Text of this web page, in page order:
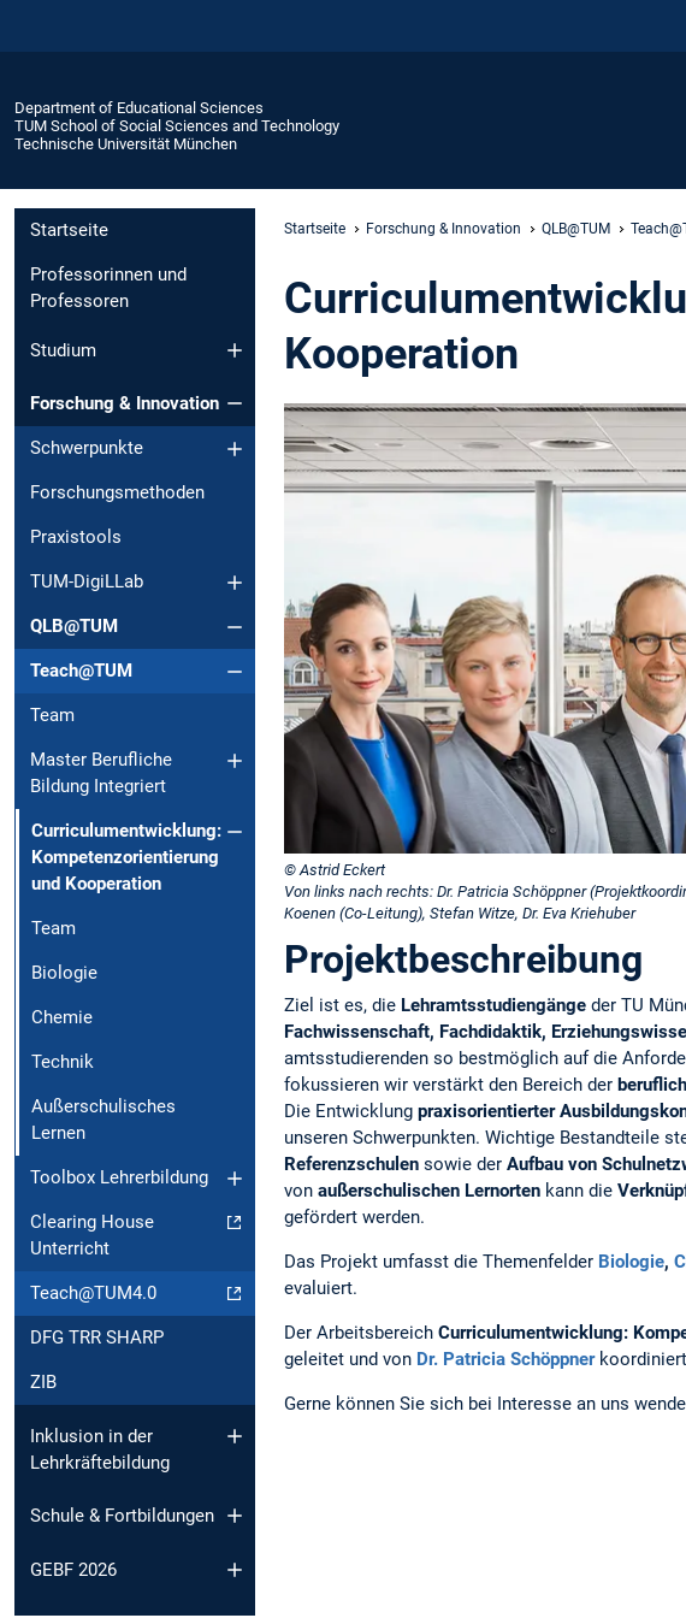
Department of Educational Sciences
TUM School of Social Sciences and Technology
Technische Universität München
Startseite
Professorinnen und
Professoren
Studium
Forschung & Innovation
Schwerpunkte
Forschungsmethoden
Praxistools
TUM-DigiLLab
QLB@TUM
Teach@TUM
Team
Master Berufliche
Bildung Integriert
Curriculumentwicklung:
Kompetenzorientierung
und Kooperation
Team
Biologie
Chemie
Technik
Außerschulisches
Lernen
Toolbox Lehrerbildung
Clearing House
Unterricht
Teach@TUM4.0
DFG TRR SHARP
ZIB
Inklusion in der
Lehrkräftebildung
Schule & Fortbildungen
GEBF 2026
Startseite Forschung & Innovation QLB@TUM
Kooperation
© Astrid Eckert
Von links nach rechts: Dr. Patricia Schöppner
Koenen (Co-Leitung), Stefan Witze, Dr. Eva Kriehuber
Projektbeschreibung
Ziel ist es, die Lehramtsstudiengänge der TU
Fachwissenschaft, Fachdidaktik,
amtsstudierenden so bestmöglich auf die
fokussieren wir verstärkt den Bereich der
Die Entwicklung praxisorientierter
unseren Schwerpunkten. Wichtige Bestandteile
Referenzschulen sowie der Aufbau von
von außerschulischen Lernorten kann die
gefördert werden.
Das Projekt umfasst die Themenfelder Biologie,
evaluiert.
Der Arbeitsbereich Curriculumentwicklung:
geleitet und von Dr. Patricia Schöppner
Gerne können Sie sich bei Interesse an uns